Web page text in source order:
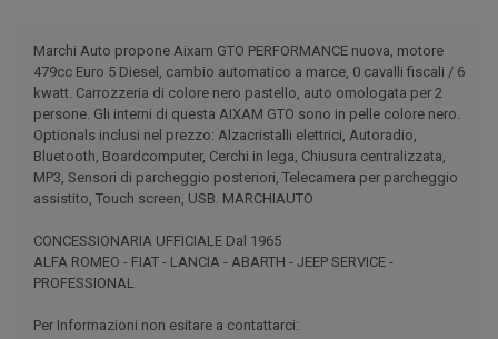
Marchi Auto propone Aixam GTO PERFORMANCE nuova, motore
479cc Euro 5 Diesel, cambio automatico a marce, 0 cavalli fiscali / 6
kwatt. Carrozzeria di colore nero pastello, auto omologata per 2
persone. Gli interni di questa AIXAM GTO sono in pelle colore nero.
Optionals inclusi nel prezzo: Alzacristalli elettrici, Autoradio,
Bluetooth, Boardcomputer, Cerchi in lega, Chiusura centralizzata,
MP3, Sensori di parcheggio posteriori, Telecamera per parcheggio
assistito, Touch screen, USB. MARCHIAUTO
CONCESSIONARIA UFFICIALE Dal 1965
ALFA ROMEO - FIAT - LANCIA - ABARTH - JEEP SERVICE -
PROFESSIONAL
Per Informazioni non esitare a contattarci: